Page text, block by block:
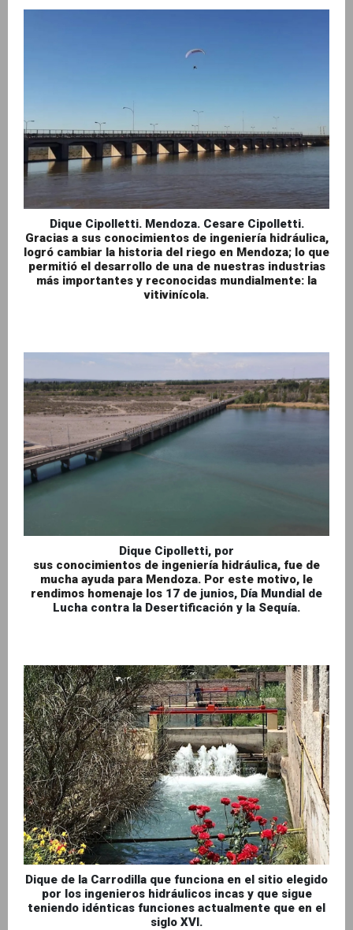
Dique Cipolletti. Mendoza. Cesare Cipolletti.
Gracias a sus conocimientos de ingeniería hidráulica,
logró cambiar la historia del riego en Mendoza; lo que
permitió el desarrollo de una de nuestras industrias
más importantes y reconocidas mundialmente: la
vitivinícola.
Dique Cipolletti, por
sus conocimientos de ingeniería hidráulica, fue de
mucha ayuda para Mendoza. Por este motivo, le
rendimos homenaje los 17 de junios, Día Mundial de
Lucha contra la Desertificación y la Sequía.
Dique de la Carrodilla que funciona en el sitio elegido
por los ingenieros hidráulicos incas y que sigue
teniendo idénticas funciones actualmente que en el
siglo XVI.